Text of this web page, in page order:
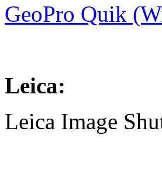
GeoPro Quik
Leica:
Leica Image